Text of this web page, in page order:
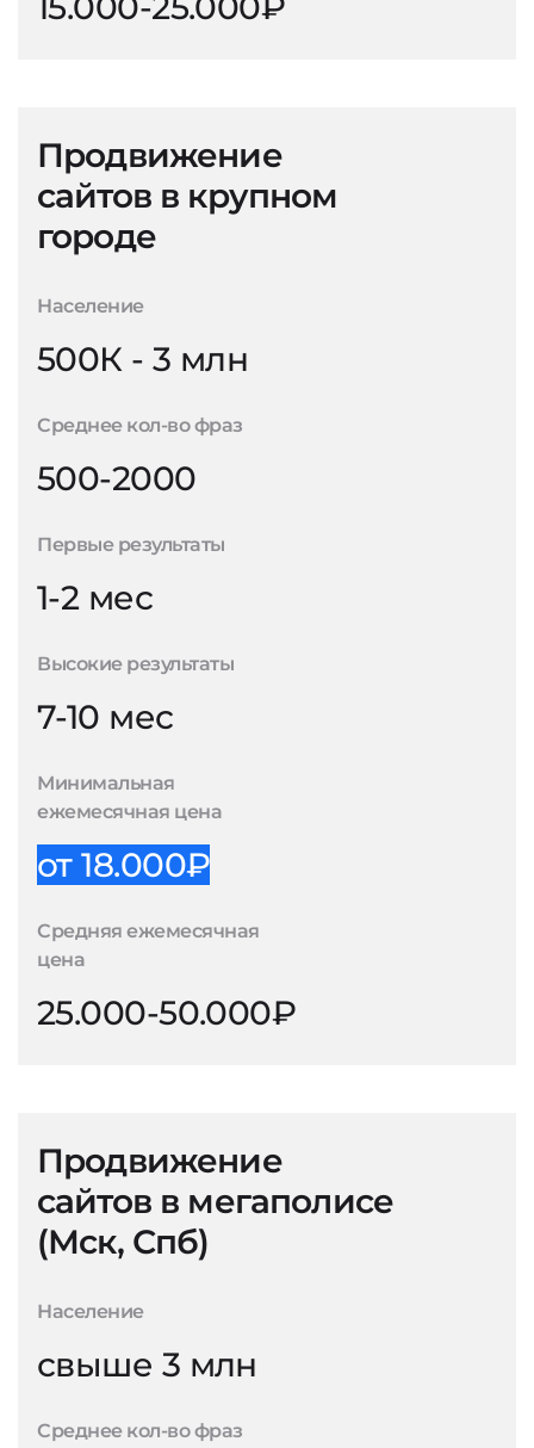
Продвижение
сайтов в крупном
городе
Население
500К - 3 млн
Среднее кол-во фраз
500-2000
Первые результаты
1-2 мес
Высокие результаты
7-10 мес
Минимальная
ежемесячная цена
от 18.000₽
Средняя ежемесячная
цена
25.000-50.000₽
Продвижение
сайтов в мегаполисе
(Мск, Спб)
Население
свыше 3 млн
Среднее кол-во фраз